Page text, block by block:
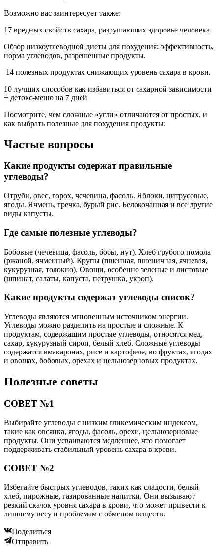
Возможно вас заинтересует также:
17 вредных свойств сахара, разрушающих здоровье человека
Обзор низкоуглеводной диеты для похудения: эффективность,
норма углеводов, разрешенные продукты.
14 полезных продуктах снижающих уровень сахара в крови.
10 лучших способов как избавиться от сахарной зависимости
+ детокс-меню на 7 дней
Посмотрите, чем сложные «угли» отличаются от простых, и
как выбрать полезные для похудения продукты:
Частые вопросы
Какие продукты содержат правильные
углеводы?
Отруби, овес, горох, чечевица, фасоль. Яблоки, цитрусовые,
ягоды. Ячмень, гречка, бурый рис. Белокочанная и все другие
виды капусты.
Где самые полезные углеводы?
Бобовые (чечевица, фасоль, бобы, нут). Хлеб грубого помола
(ржаной, ячменный). Крупы (пшенная, пшеничная, ячневая,
кукурузная, толокно). Овощи, особенно зеленые и листовые
(шпинат, салаты, капуста, петрушка, укроп).
Какие продукты содержат углеводы список?
Углеводы являются мгновенным источником энергии.
Углеводы можно разделить на простые и сложные. К
продуктам, содержащим простые углеводы, относятся мед,
сахар, кукурузный сироп, белый хлеб. Сложные углеводы
содержатся вмакаронах, рисе и картофеле, во фруктах, ягодах
и овощах, бобовых, орехах и цельнозерновых продуктах.
Полезные советы
СОВЕТ №1
Выбирайте углеводы с низким гликемическим индексом,
такие как овсянка, ягоды, фасоль, орехи, цельнозерновые
продукты. Они усваиваются медленнее, что помогает
поддерживать стабильный уровень сахара в крови.
СОВЕТ №2
Избегайте быстрых углеводов, таких как сладости, белый
хлеб, пирожные, газированные напитки. Они вызывают
резкий скачок уровня сахара в крови, что может привести к
лишнему весу и проблемам с обменом веществ.
Поделиться
Отправить